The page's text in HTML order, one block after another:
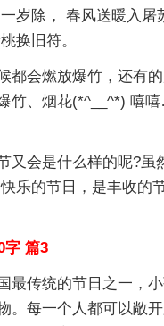
岁除， 春风送暖入屠
换旧符。
都会燃放爆竹，还有
竹、烟花(*^__^*) 嘻
又会是什么样的呢?虽
乐的节日，是丰收的
字 篇3
最传统的节日之一，
。每一个人都可以敞